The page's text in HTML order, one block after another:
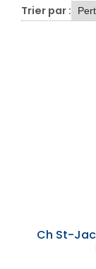
Trier par :
Ch St-